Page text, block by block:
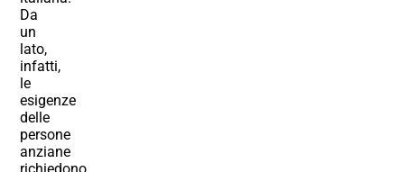
Da
un
lato,
infatti,
le
esigenze
delle
persone
anziane
richiedono